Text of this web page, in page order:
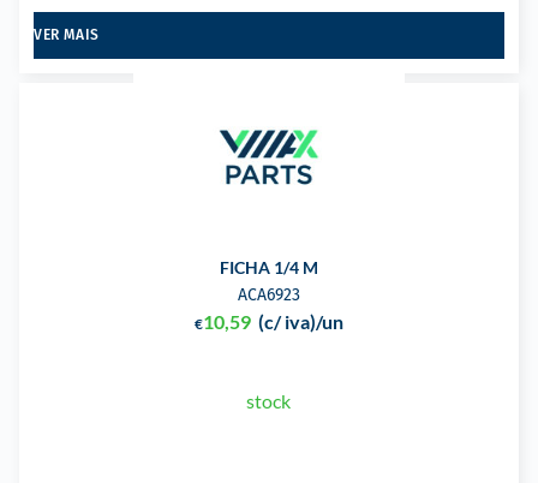
VER MAIS
FICHA 1/4 M
ACA6923
€10,59 (c/ iva)/un
stock